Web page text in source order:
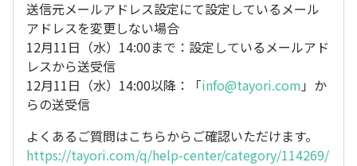
送信元メールアドレス設定にて設定しているメール
アドレスを変更しない場合
12月11日（水）14:00まで：設定しているメールアド
レスから送受信
12月11日（水）14:00以降：「info@tayori.com 」か
らの送受信
よくあるご質問はこちらからご確認いただけます。
https://tayori.com/q/help-center/category/114269/